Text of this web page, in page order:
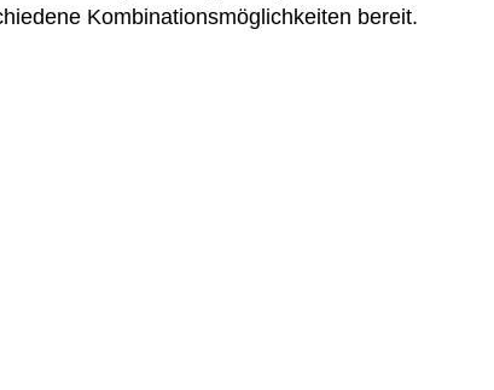
Kombinationsmöglichkeiten bereit.